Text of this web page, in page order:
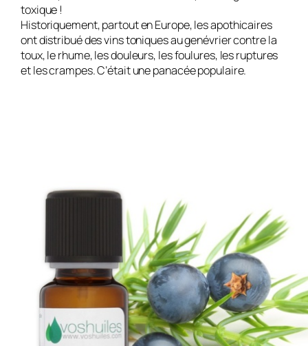
toxique !
Historiquement, partout en Europe, les apothicaires
ont distribué des vins toniques au genévrier contre la
toux, le rhume, les douleurs, les foulures, les ruptures
et les crampes. C’était une panacée populaire.